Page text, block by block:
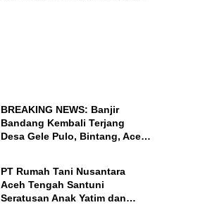
BREAKING NEWS: Banjir
Bandang Kembali Terjang
Desa Gele Pulo, Bintang, Aceh
PT Rumah Tani Nusantara
Aceh Tengah Santuni
Seratusan Anak Yatim dan